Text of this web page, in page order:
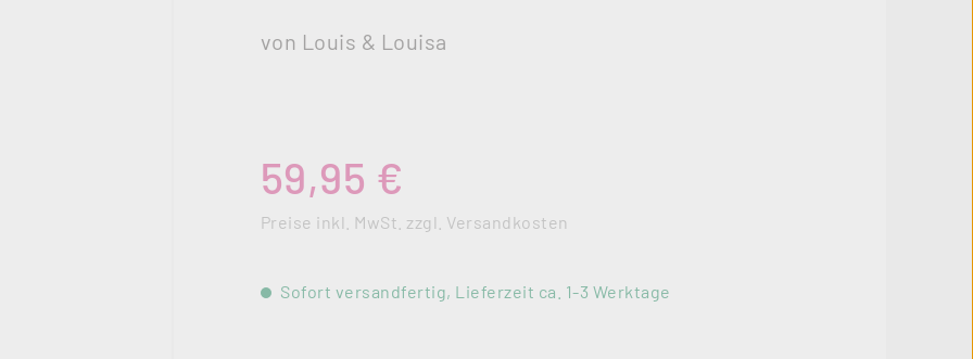
von Louis & Louisa
59,95 €
Preise inkl. MwSt. zzgl. Versandkosten
Sofort versandfertig, Lieferzeit ca. 1-3 Werktage